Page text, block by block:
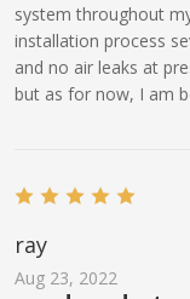
system throughout
installation process
and no air leaks at
but as for now, I am
ray
Aug 23, 2022